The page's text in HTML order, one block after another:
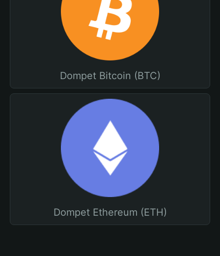
Dompet Bitcoin (BTC)
Dompet Ethereum (ETH)